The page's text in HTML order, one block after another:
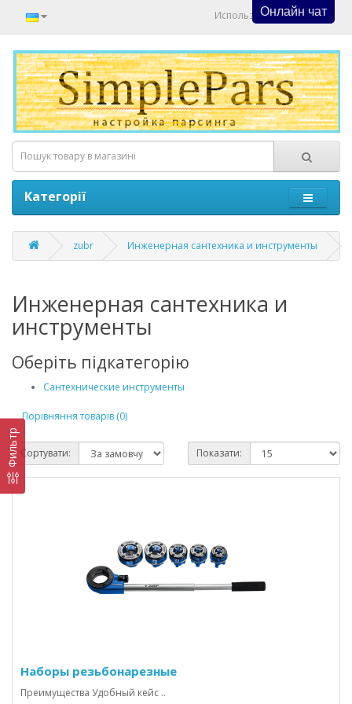
Используйте Онлайн Чат
Категорії
zubr Инженерная сантехника и инструменты
Фильтр
Инженерная сантехника и
инструменты
Оберіть підкатегорію
Сантехнические инструменты
Порівняння товарів (0)
Сортувати: Показати:
Наборы резьбонарезные
Преимущества Удобный кейс ..
Онлайн чат